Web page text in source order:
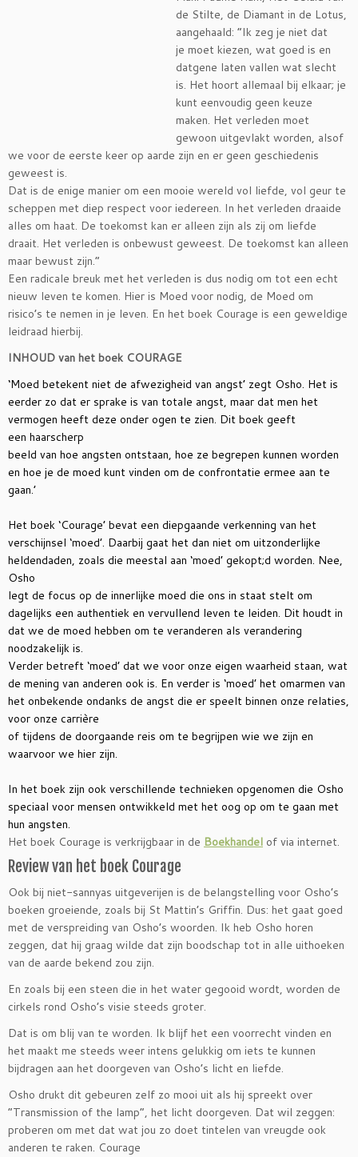
de Stilte, de Diamant in de Lotus,
aangehaald: “Ik zeg je niet dat
je moet kiezen, wat goed is en
datgene laten vallen wat slecht
is. Het hoort allemaal bij elkaar; je
kunt eenvoudig geen keuze
maken. Het verleden moet
gewoon uitgevlakt worden, alsof
we voor de eerste keer op aarde zijn en er geen geschiedenis
geweest is.
Dat is de enige manier om een mooie wereld vol liefde, vol geur te
scheppen met diep respect voor iedereen. In het verleden draaide
alles om haat. De toekomst kan er alleen zijn als zij om liefde
draait. Het verleden is onbewust geweest. De toekomst kan alleen
maar bewust zijn.”
Een radicale breuk met het verleden is dus nodig om tot een echt
nieuw leven te komen. Hier is Moed voor nodig, de Moed om
risico’s te nemen in je leven. En het boek Courage is een geweldige
leidraad hierbij.
INHOUD van het boek COURAGE
‘Moed betekent niet de afwezigheid van angst’ zegt Osho. Het is
eerder zo dat er sprake is van totale angst, maar dat men het
vermogen heeft deze onder ogen te zien. Dit boek geeft
een haarscherp
beeld van hoe angsten ontstaan, hoe ze begrepen kunnen worden
en hoe je de moed kunt vinden om de confrontatie ermee aan te
gaan.’
Het boek ‘Courage’ bevat een diepgaande verkenning van het
verschijnsel ‘moed’. Daarbij gaat het dan niet om uitzonderlijke
heldendaden, zoals die meestal aan ‘moed’ gekopt;d worden. Nee,
Osho
legt de focus op de innerlijke moed die ons in staat stelt om
dagelijks een authentiek en vervullend leven te leiden. Dit houdt in
dat we de moed hebben om te veranderen als verandering
noodzakelijk is.
Verder betreft ‘moed’ dat we voor onze eigen waarheid staan, wat
de mening van anderen ook is. En verder is ‘moed’ het omarmen van
het onbekende ondanks de angst die er speelt binnen onze relaties,
voor onze carrière
of tijdens de doorgaande reis om te begrijpen wie we zijn en
waarvoor we hier zijn.
In het boek zijn ook verschillende technieken opgenomen die Osho
speciaal voor mensen ontwikkeld met het oog op om te gaan met
hun angsten.
Het boek Courage is verkrijgbaar in de Boekhandel of via internet.
Review van het boek Courage
Ook bij niet-sannyas uitgeverijen is de belangstelling voor Osho’s
boeken groeiende, zoals bij St Mattin’s Griffin. Dus: het gaat goed
met de verspreiding van Osho’s woorden. Ik heb Osho horen
zeggen, dat hij graag wilde dat zijn boodschap tot in alle uithoeken
van de aarde bekend zou zijn.
En zoals bij een steen die in het water gegooid wordt, worden de
cirkels rond Osho’s visie steeds groter.
Dat is om blij van te worden. Ik blijf het een voorrecht vinden en
het maakt me steeds weer intens gelukkig om iets te kunnen
bijdragen aan het doorgeven van Osho’s licht en liefde.
Osho drukt dit gebeuren zelf zo mooi uit als hij spreekt over
“Transmission of the lamp”, het licht doorgeven. Dat wil zeggen:
proberen om met dat wat jou zo doet tintelen van vreugde ook
anderen te raken. Courage